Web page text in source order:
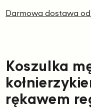
Koszulka
rękawem
Darmowa dostawa od